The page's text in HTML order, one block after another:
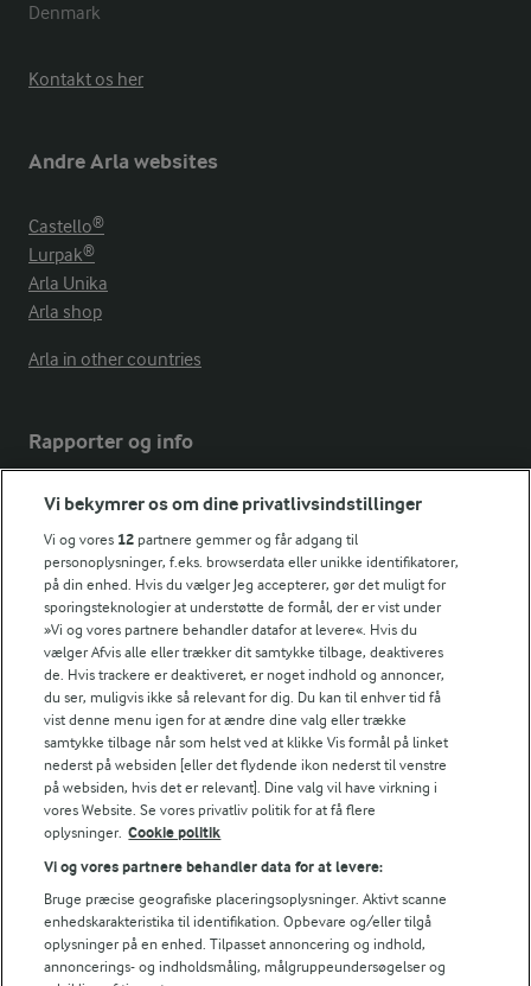
Denmark
Kontakt os her
Andre Arla websites
Castello®
Lurpak®
Arla Unika
Arla shop
Arla in other countries
Rapporter og info
Årsrapport
FarmAhead™ Check rapport
Andelshaverinfo: Mælkepris
Fødevarestyrelsens smiley-rapporter for Arla Foods
Fødevarestyrelsens smiley-rapporter for Jörd
Fødevarestyrelsens smiley-rapporter for Lurpak PB
Følg
© 2026 Arla Foods
Vi bekymrer os om dine privatlivsindstillinger
Vi og vores 12 partnere gemmer og får adgang til
personoplysninger, f.eks. browserdata eller unikke identifikatorer,
på din enhed. Hvis du vælger Jeg accepterer, gør det muligt for
sporingsteknologier at understøtte de formål, der er vist under
»Vi og vores partnere behandler datafor at levere«. Hvis du
vælger Afvis alle eller trækker dit samtykke tilbage, deaktiveres
de. Hvis trackere er deaktiveret, er noget indhold og annoncer,
du ser, muligvis ikke så relevant for dig. Du kan til enhver tid få
vist denne menu igen for at ændre dine valg eller trække
samtykke tilbage når som helst ved at klikke Vis formål på linket
nederst på websiden [eller det flydende ikon nederst til venstre
på websiden, hvis det er relevant]. Dine valg vil have virkning i
vores Website. Se vores privatliv politik for at få flere
oplysninger. Cookie politik
Vi og vores partnere behandler data for at levere:
Bruge præcise geografiske placeringsoplysninger. Aktivt scanne
enhedskarakteristika til identifikation. Opbevare og/eller tilgå
oplysninger på en enhed. Tilpasset annoncering og indhold,
annoncerings- og indholdsmåling, målgruppeundersøgelser og